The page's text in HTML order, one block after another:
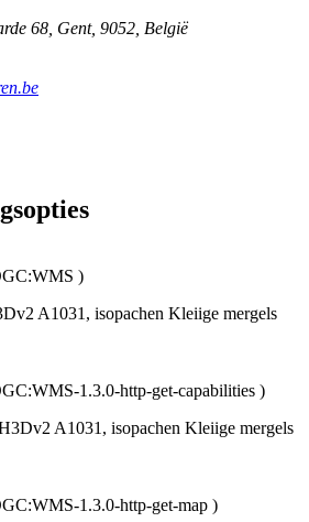
68, Gent, 9052, België
)
A1031, isopachen Kleiige mergels
1.3.0-http-get-capabilities )
A1031, isopachen Kleiige mergels
1.3.0-http-get-map )